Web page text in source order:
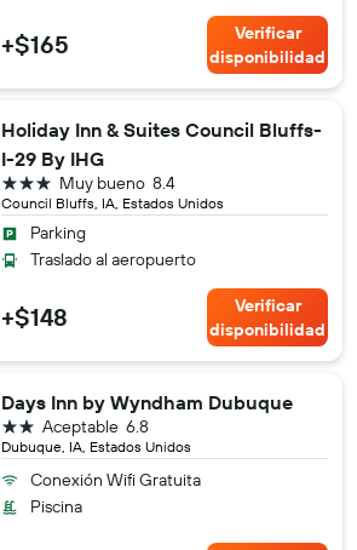
+$165
Verificar
disponibilidad
Holiday Inn & Suites Council Bluffs-
I-29 By IHG
Council Bluffs, IA, Estados Unidos
8.4
Muy bueno
3 estrellas
Parking
Traslado al aeropuerto
+$148
Verificar
disponibilidad
Days Inn by Wyndham Dubuque
Dubuque, IA, Estados Unidos
6.8
Aceptable
2 estrellas
Conexión Wifi Gratuita
Piscina